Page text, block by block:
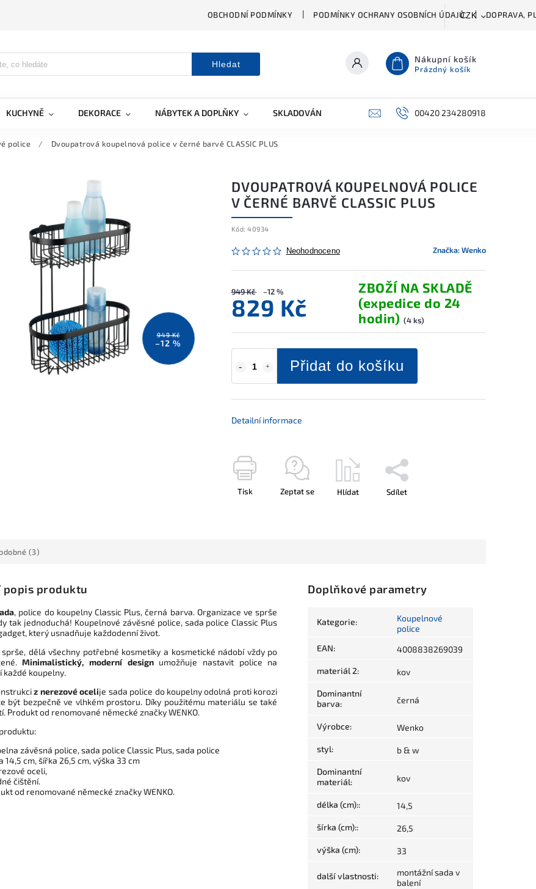
OBCHODNÍ PODMÍNKY PODMÍNKY OCHRANY OSOBNÍCH ÚDAJŮ DOPRAVA,
CZK
Hledat Nákupní košík
Prázdný košík
KUCHYNĚ DEKORACE NÁBYTEK A DOPLŇKY SKLADOVÁNÍ A ČIŠTĚNÍ PŘÍSLUŠENSTVÍ
00420 234280918
police / Dvoupatrová koupelnová police v černé barvě CLASSIC PLUS
949 Kč
–12 %
DVOUPATROVÁ KOUPELNOVÁ POLICE
V ČERNÉ BARVĚ CLASSIC PLUS
Kód: 40934
Neohodnoceno Značka:Wenko
949 Kč –12 %
829 Kč
ZBOŽÍ NA SKLADĚ
(expedice do 24
hodin) (4 ks)
Přidat do košíku
Detailní informace
Tisk Zeptat se Hlídat Sdílet
(3)
popis produktu
, police do koupelny Classic Plus, černá barva. Organizace ve sprše
tak jednoduchá! Koupelnové závěsné police, sada police Classic Plus
který usnadňuje každodenní život.
dělá všechny potřebné kosmetiky a kosmetické nádobí vždy po
Minimalistický, moderní designumožňuje nastavit police na
každé koupelny.
z nerezové ocelije sada police do koupelny odolná proti korozi
být bezpečně ve vlhkém prostoru. Díky použitému materiálu se také
Produkt od renomované německé značky WENKO.
závěsná police, sada police Classic Plus, sada police
14,5 cm, šířka 26,5 cm, výška 33 cm
oceli,
čištění.
od renomované německé značky WENKO.
Doplňkové parametry
Kategorie:
Koupelnové
police
EAN: 4008838269039
materiál 2: kov
Dominantní
barva: černá
Výrobce: Wenko
styl: b & w
Dominantní
materiál: kov
délka (cm):: 14,5
šírka (cm):: 26,5
výška (cm): 33
další vlastnosti:
montážní sada v
balení